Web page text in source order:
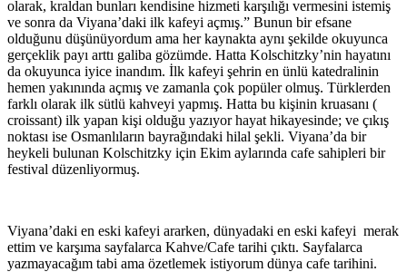
olarak, kraldan bunları kendisine hizmeti karşılığı vermesini istemiş
ve sonra da Viyana’daki ilk kafeyi açmış.” Bunun bir efsane
olduğunu düşünüyordum ama her kaynakta aynı şekilde okuyunca
gerçeklik payı arttı galiba gözümde. Hatta Kolschitzky’nin hayatını
da okuyunca iyice inandım. İlk kafeyi şehrin en ünlü katedralinin
hemen yakınında açmış ve zamanla çok popüler olmuş. Türklerden
farklı olarak ilk sütlü kahveyi yapmış. Hatta bu kişinin kruasanı (
croissant) ilk yapan kişi olduğu yazıyor hayat hikayesinde; ve çıkış
noktası ise Osmanlıların bayrağındaki hilal şekli. Viyana’da bir
heykeli bulunan Kolschitzky için Ekim aylarında cafe sahipleri bir
festival düzenliyormuş.
Viyana’daki en eski kafeyi ararken, dünyadaki en eski kafeyi merak
ettim ve karşıma sayfalarca Kahve/Cafe tarihi çıktı. Sayfalarca
yazmayacağım tabi ama özetlemek istiyorum dünya cafe tarihini.